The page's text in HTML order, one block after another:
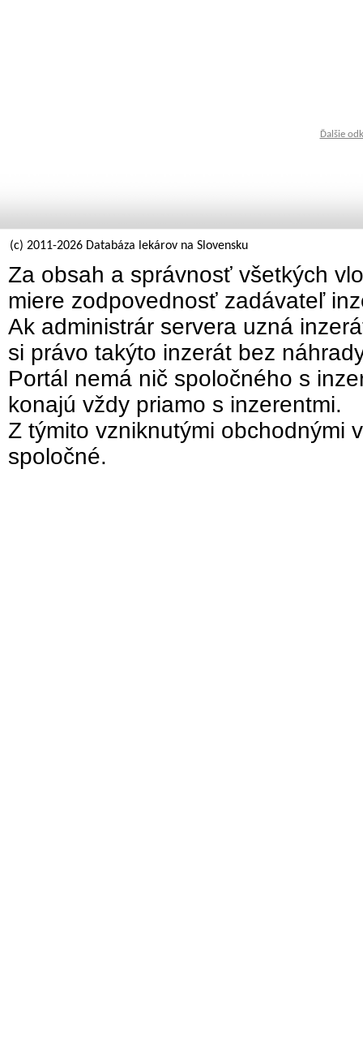
Ďalšie
(c) 2011-2026 Databáza lekárov na Slovensku
Za obsah a správnosť všetkých
miere zodpovednosť zadávateľ
Ak administrár servera uzná
si právo takýto inzerát bez
Portál nemá nič spoločného s
konajú vždy priamo s inzerentmi.
Z týmito vzniknutými obchodnými
spoločné.